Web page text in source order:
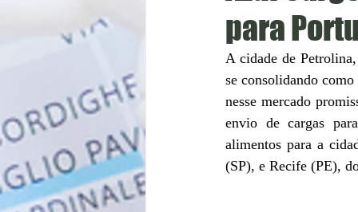
para
A cidade de
se consolidando
nesse mercado
envio de cargas
alimentos para a
(SP), e Recife (PE),